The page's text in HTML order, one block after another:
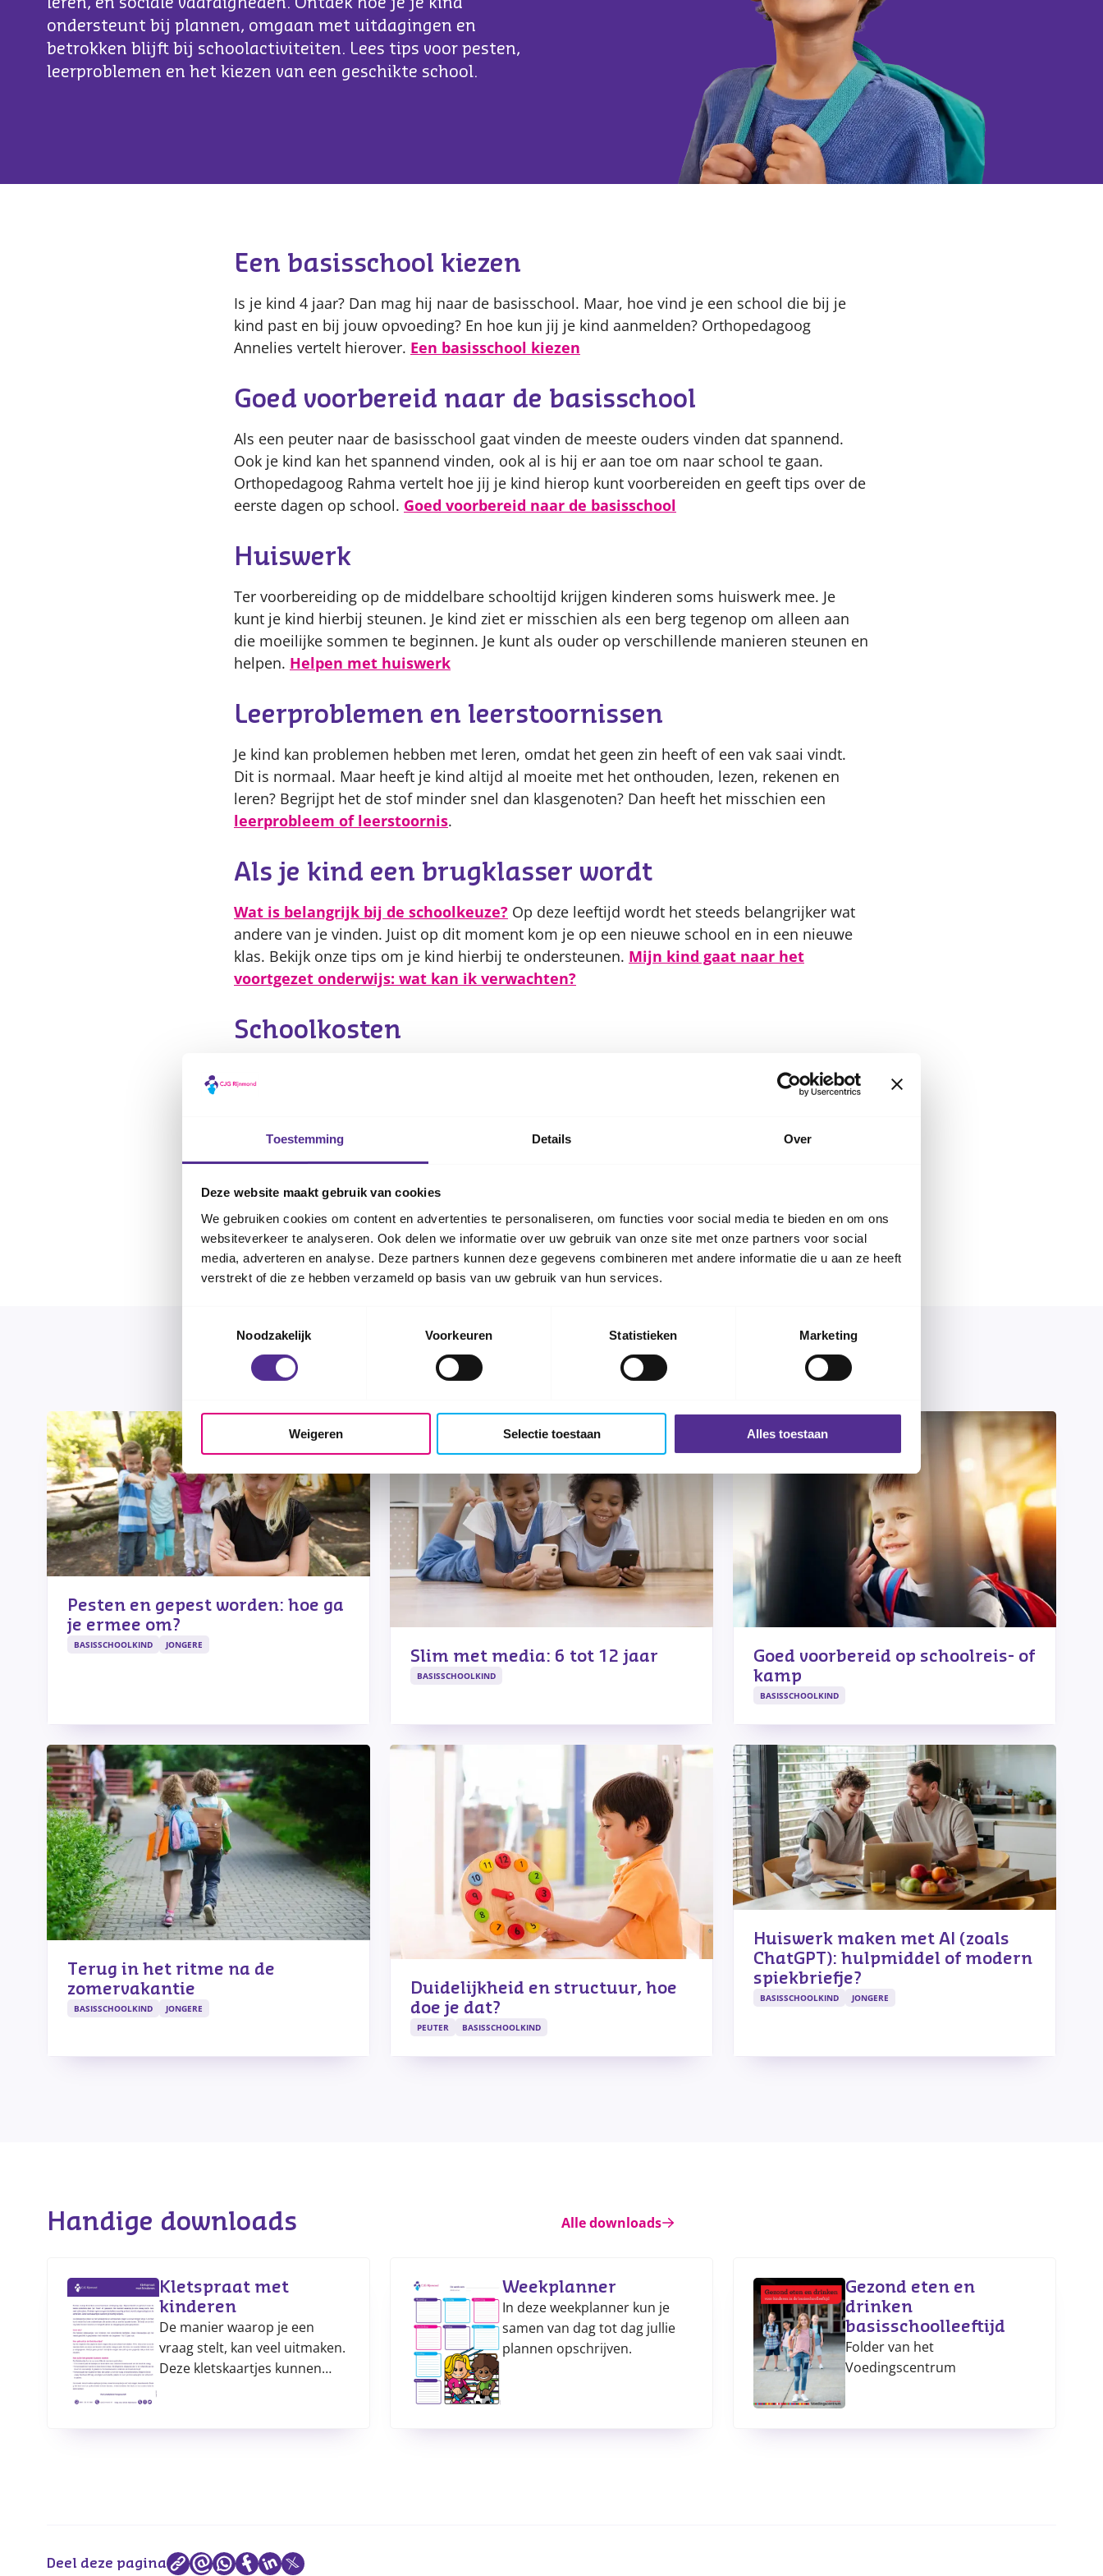
Toestemming Details Over
Deze website maakt gebruik van cookies
We gebruiken cookies om content en advertenties te personaliseren, om functies voor social media te bieden en om ons
websiteverkeer te analyseren. Ook delen we informatie over uw gebruik van onze site met onze partners voor social
media, adverteren en analyse. Deze partners kunnen deze gegevens combineren met andere informatie die u aan ze heeft
verstrekt of die ze hebben verzameld op basis van uw gebruik van hun services.
Noodzakelijk
Voorkeuren Statistieken Marketing
Weigeren Selectie toestaan Alles toestaan
leren, en sociale vaardigheden. Ontdek hoe je je kind
ondersteunt bij plannen, omgaan met uitdagingen en
betrokken blijft bij schoolactiviteiten. Lees tips voor pesten,
leerproblemen en het kiezen van een geschikte school.
Een basisschool kiezen
Is je kind 4 jaar? Dan mag hij naar de basisschool. Maar, hoe vind je een school die bij je
kind past en bij jouw opvoeding? En hoe kun jij je kind aanmelden? Orthopedagoog
Annelies vertelt hierover. Een basisschool kiezen
Goed voorbereid naar de basisschool
Als een peuter naar de basisschool gaat vinden de meeste ouders vinden dat spannend.
Ook je kind kan het spannend vinden, ook al is hij er aan toe om naar school te gaan.
Orthopedagoog Rahma vertelt hoe jij je kind hierop kunt voorbereiden en geeft tips over de
eerste dagen op school. Goed voorbereid naar de basisschool
Huiswerk
Ter voorbereiding op de middelbare schooltijd krijgen kinderen soms huiswerk mee. Je
kunt je kind hierbij steunen. Je kind ziet er misschien als een berg tegenop om alleen aan
die moeilijke sommen te beginnen. Je kunt als ouder op verschillende manieren steunen en
helpen. Helpen met huiswerk
Leerproblemen en leerstoornissen
Je kind kan problemen hebben met leren, omdat het geen zin heeft of een vak saai vindt.
Dit is normaal. Maar heeft je kind altijd al moeite met het onthouden, lezen, rekenen en
leren? Begrijpt het de stof minder snel dan klasgenoten? Dan heeft het misschien een
leerprobleem of leerstoornis.
Als je kind een brugklasser wordt
Wat is belangrijk bij de schoolkeuze? Op deze leeftijd wordt het steeds belangrijker wat
andere van je vinden. Juist op dit moment kom je op een nieuwe school en in een nieuwe
klas. Bekijk onze tips om je kind hierbij te ondersteunen. Mijn kind gaat naar het
voortgezet onderwijs: wat kan ik verwachten?
Schoolkosten
Het is belangrijk dat elk kind onderwijs krijgt. Elke school krijgt daarom jaarlijks geld van de
overheid. De meeste scholen vragen daarnaast ook een financiële bijdrage van ouders: de
de ouderbijdrage is en waar deze voor wordt gebruikt.
Meer over schoolkosten
Soms zijn er ook financiële uitdagingen. Ineens zijn er partijtjes en activiteiten op school die
schoolspullen? Hier kun je terecht!
Pesten en gepest worden: hoe ga
je ermee om?
BASISSCHOOLKIND JONGERE
Slim met media: 6 tot 12 jaar
BASISSCHOOLKIND
Goed voorbereid op schoolreis- of
kamp
BASISSCHOOLKIND
Terug in het ritme na de
zomervakantie
BASISSCHOOLKIND JONGERE
Duidelijkheid en structuur, hoe
doe je dat?
PEUTER BASISSCHOOLKIND
Huiswerk maken met AI (zoals
ChatGPT): hulpmiddel of modern
spiekbriefje?
BASISSCHOOLKIND JONGERE
Handige downloads Alle downloads
Kletspraat met
kinderen
De manier waarop je een
vraag stelt, kan veel uitmaken.
Deze kletskaartjes kunnen
Weekplanner
In deze weekplanner kun je
samen van dag tot dag jullie
plannen opschrijven.
Gezond eten en
drinken
basisschoolleeftijd
Folder van het
Voedingscentrum
Deel deze pagina